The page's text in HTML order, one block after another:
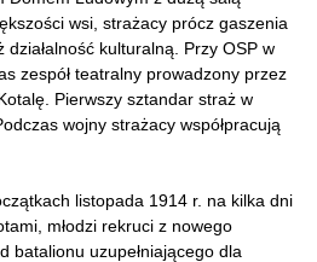
wsi, strażacy prócz gaszenia
działalność kulturalną. Przy OSP w
zespół teatralny prowadzony przez
Pierwszy sztandar straż w
wojny strażacy współpracują
listopada 1914 r. na kilka dni
młodzi rekruci z nowego
batalionu uzupełniającego dla